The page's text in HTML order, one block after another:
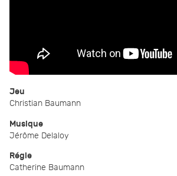
Jeu
Christian Baumann
Musique
Jérôme Delaloy
Régie
Catherine Baumann